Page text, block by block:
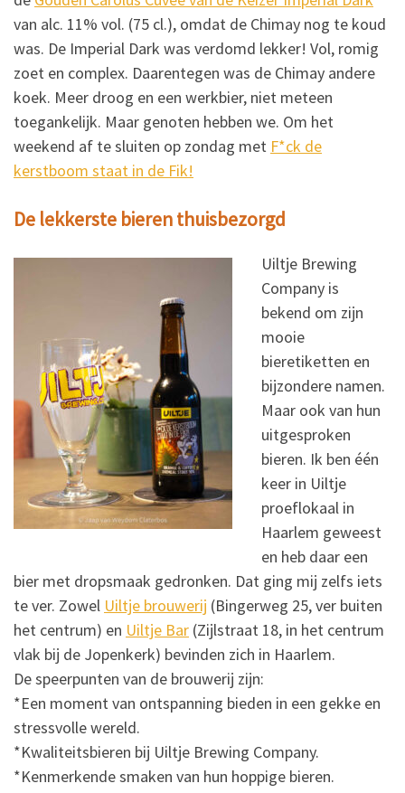
van alc. 11% vol. (75 cl.), omdat de Chimay nog te koud
was. De Imperial Dark was verdomd lekker! Vol, romig
zoet en complex. Daarentegen was de Chimay andere
koek. Meer droog en een werkbier, niet meteen
toegankelijk. Maar genoten hebben we. Om het
weekend af te sluiten op zondag met F*ck de
kerstboom staat in de Fik!
De lekkerste bieren thuisbezorgd
Uiltje Brewing
Company is
bekend om zijn
mooie
bieretiketten en
bijzondere namen.
Maar ook van hun
uitgesproken
bieren. Ik ben één
keer in Uiltje
proeflokaal in
Haarlem geweest
en heb daar een
bier met dropsmaak gedronken. Dat ging mij zelfs iets
te ver. Zowel Uiltje brouwerij (Bingerweg 25, ver buiten
het centrum) en Uiltje Bar (Zijlstraat 18, in het centrum
vlak bij de Jopenkerk) bevinden zich in Haarlem.
De speerpunten van de brouwerij zijn:
*Een moment van ontspanning bieden in een gekke en
stressvolle wereld.
*Kwaliteitsbieren bij Uiltje Brewing Company.
*Kenmerkende smaken van hun hoppige bieren.